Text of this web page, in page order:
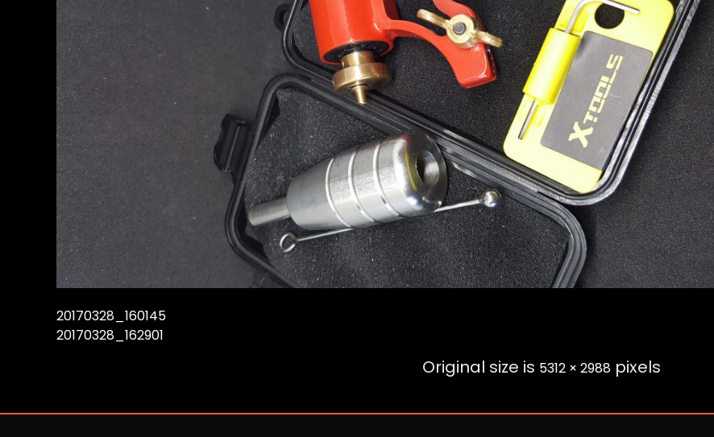
20170328_160145
20170328_162901
Original size is 5312 × 2988 pixels